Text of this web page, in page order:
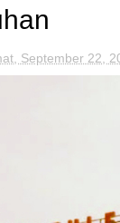
September 22,